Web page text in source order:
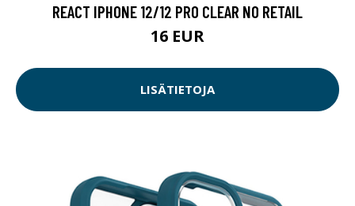
REACT IPHONE 12/12 PRO CLEAR NO RETAIL
16 EUR
LISÄTIETOJA